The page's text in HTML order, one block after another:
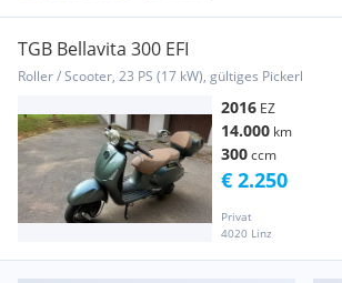
TGB Bellavita 300 EFI
Roller / Scooter, 23 PS (17 kW), gültiges Pickerl
2016 EZ
14.000 km
300ccm
Privat
4020 Linz
€ 2.250